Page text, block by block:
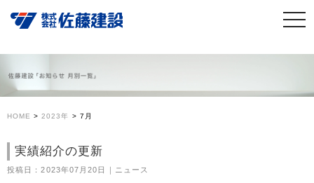
HOME >2023年 > 7月
実績紹介の更新
投稿日：2023年07月20日｜ニュース